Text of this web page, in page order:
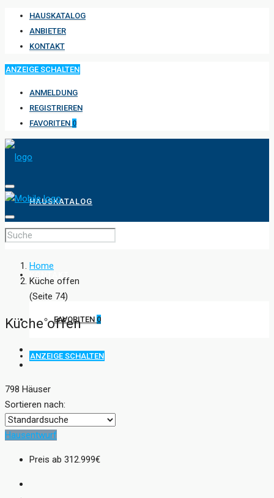
HAUSKATALOG
ANBIETER
KONTAKT
ANZEIGE SCHALTEN
ANMELDUNG
REGISTRIEREN
FAVORITEN 0
HAUSKATALOG
ANBIETER
FAVORITEN 0
ANZEIGE SCHALTEN
Home
Küche offen
(Seite 74)
Küche offen
798 Häuser
Sortieren nach:
Hausentwurf
Preis ab 312.999€